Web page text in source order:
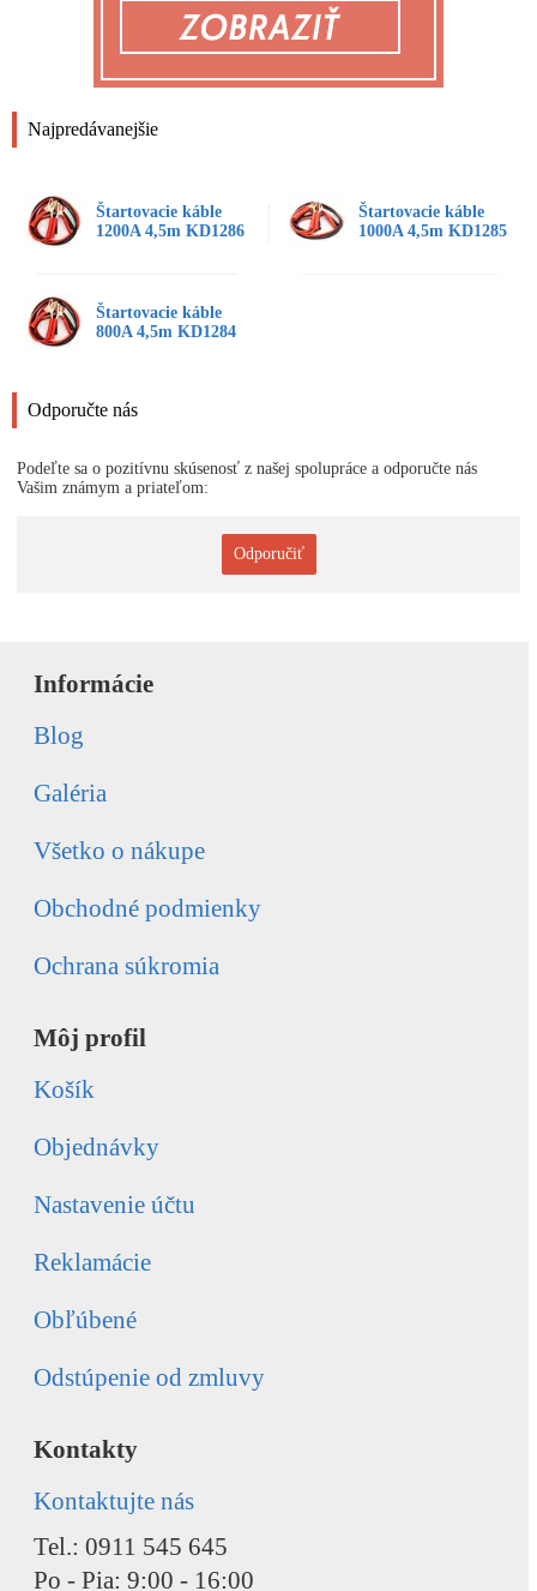
Najpredávanejšie
Štartovacie káble
1200A 4,5m KD1286
Štartovacie káble
1000A 4,5m KD1285
Štartovacie káble
800A 4,5m KD1284
Odporučte nás
Podeľte sa o pozitívnu skúsenosť z našej spolupráce a odporučte nás
Vašim známym a priateľom:
Odporučiť
Informácie
Blog
Galéria
Všetko o nákupe
Obchodné podmienky
Ochrana súkromia
Môj profil
Košík
Objednávky
Nastavenie účtu
Reklamácie
Obľúbené
Odstúpenie od zmluvy
Kontakty
Kontaktujte nás
Tel.: 0911 545 645
Po - Pia: 9:00 - 16:00